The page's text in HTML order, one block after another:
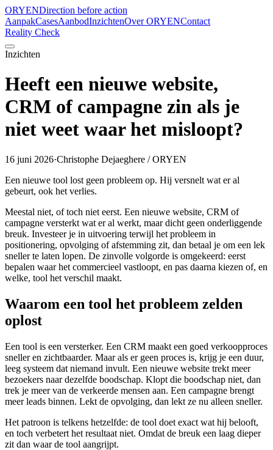
ORYENDirection before action
AanpakCasesAanbodInzichtenOver ORYENContact
Reality Check
Inzichten
Heeft een nieuwe website,
CRM of campagne zin als je
niet weet waar het misloopt?
16 juni 2026·Christophe Dejaeghere / ORYEN
Een nieuwe tool lost geen probleem op. Hij versnelt wat er al
gebeurt, ook het verlies.
Meestal niet, of toch niet eerst. Een nieuwe website, CRM of
campagne versterkt wat er al werkt, maar dicht geen onderliggende
breuk. Investeer je in uitvoering terwijl het probleem in
positionering, opvolging of afstemming zit, dan betaal je om een lek
sneller te laten lopen. De zinvolle volgorde is omgekeerd: eerst
bepalen waar het commercieel vastloopt, en pas daarna kiezen of, en
welke, tool het verschil maakt.
Waarom een tool het probleem zelden
oplost
Een tool is een versterker. Een CRM maakt een goed verkoopproces
sneller en zichtbaarder. Maar als er geen proces is, krijg je een duur,
leeg systeem dat niemand invult. Een nieuwe website trekt meer
bezoekers naar dezelfde boodschap. Klopt die boodschap niet, dan
trek je meer van de verkeerde mensen aan. Een campagne brengt
meer leads binnen. Lekt de opvolging, dan lekt ze nu alleen sneller.
Het patroon is telkens hetzelfde: de tool doet exact wat hij belooft,
en toch verbetert het resultaat niet. Omdat de breuk een laag dieper
zit dan waar de tool aangrijpt.